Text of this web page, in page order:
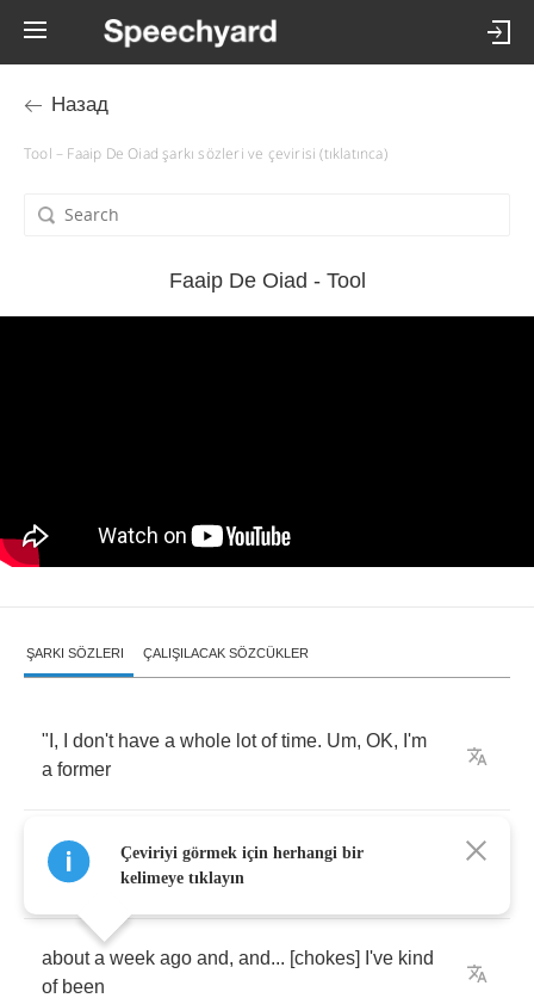
Назад
Tool – Faaip De Oiad şarkı sözleri ve çevirisi (tıklatınca)
Faaip De Oiad - Tool
ŞARKI SÖZLERI ÇALIŞILACAK SÖZCÜKLER
" , don't have a whole lot of time. Um, OK, I'm
a former
employee of Area51.I, I was let go on
medical
discharge
about a week ago and, and... [chokes] I've kind
of been
Çeviriyi görmek için herhangi bir
kelimeye tıklayın